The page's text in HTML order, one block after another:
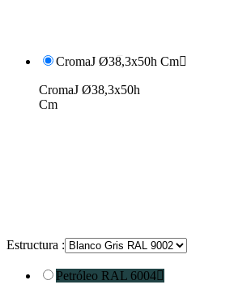
CromaJ Ø38,3x50h Cm
CromaJ Ø38,3x50h
Cm
Estructura :
Petróleo RAL 6004